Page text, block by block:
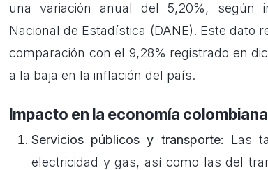
una variación anual del 5,20%, según
Nacional de Estadística (DANE). Este dato
comparación con el 9,28% registrado en
a la baja en la inflación del país.
Impacto en la economía
Servicios públicos y transporte: Las
electricidad y gas, así como las del